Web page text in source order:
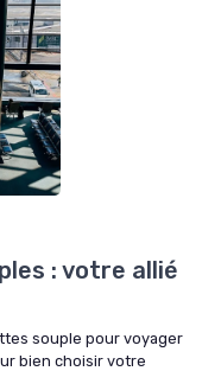
: votre allié
souple pour voyager
bien choisir votre